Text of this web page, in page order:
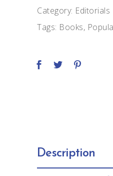
Category: Editorials
Tags: Books,
Description